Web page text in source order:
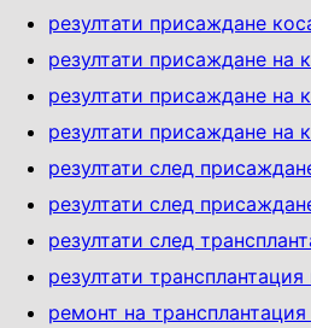
резултати присаждане
резултати присаждане на
резултати присаждане на
резултати присаждане на
резултати след
резултати след
резултати след
резултати
ремонт на трансплантация